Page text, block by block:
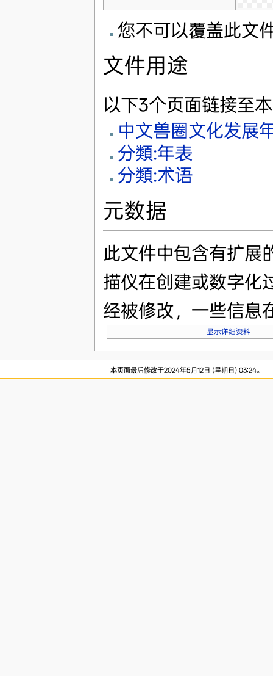
您不可以覆盖此文
文件用途
以下3个页面链接至
中文兽圈文化发展
分類:年表
分類:术语
元数据
此文件中包含有扩展
描仪在创建或数字化
经被修改，一些信息
显示详细资料
本页面最后修改于2024年5月12日 (星期日) 03:24。